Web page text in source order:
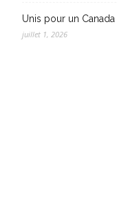
Unis pour un
juillet 1, 2026